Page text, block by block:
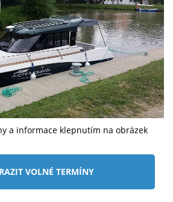
a informace klepnutím na obrázek
VOLNÉ TERMÍNY